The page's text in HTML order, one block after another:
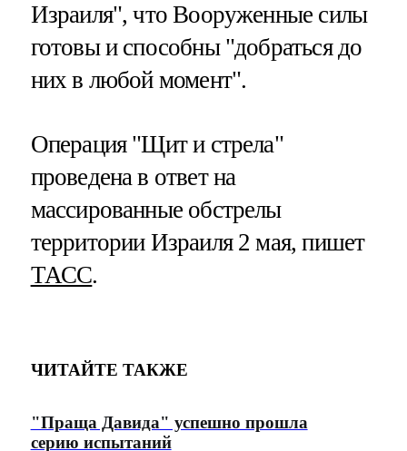
Израиля", что Вооруженные силы
готовы и способны "добраться до
них в любой момент".
Операция "Щит и стрела"
проведена в ответ на
массированные обстрелы
территории Израиля 2 мая, пишет
ТАСС.
ЧИТАЙТЕ ТАКЖЕ
"Праща Давида" успешно прошла
серию испытаний